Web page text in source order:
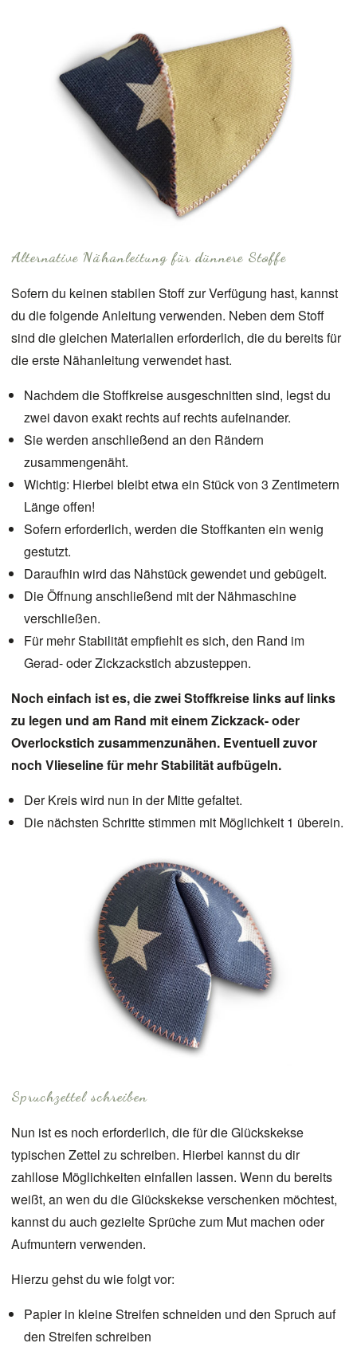
Alternative Nähanleitung für dünnere Stoffe
Sofern du keinen stabilen Stoff zur Verfügung hast, kannst
du die folgende Anleitung verwenden. Neben dem Stoff
sind die gleichen Materialien erforderlich, die du bereits für
die erste Nähanleitung verwendet hast.
Nachdem die Stoffkreise ausgeschnitten sind, legst du
zwei davon exakt rechts auf rechts aufeinander.
Sie werden anschließend an den Rändern
zusammengenäht.
Wichtig: Hierbei bleibt etwa ein Stück von 3 Zentimetern
Länge offen!
Sofern erforderlich, werden die Stoffkanten ein wenig
gestutzt.
Daraufhin wird das Nähstück gewendet und gebügelt.
Die Öffnung anschließend mit der Nähmaschine
verschließen.
Für mehr Stabilität empfiehlt es sich, den Rand im
Gerad- oder Zickzackstich abzusteppen.
Noch einfach ist es, die zwei Stoffkreise links auf links
zu legen und am Rand mit einem Zickzack- oder
Overlockstich zusammenzunähen. Eventuell zuvor
noch Vlieselinefür mehr Stabilität aufbügeln.
Der Kreis wird nun in der Mitte gefaltet.
Die nächsten Schritte stimmen mit Möglichkeit 1 überein.
Spruchzettel schreiben
Nun ist es noch erforderlich, die für die Glückskekse
typischen Zettel zu schreiben. Hierbei kannst du dir
zahllose Möglichkeiten einfallen lassen. Wenn du bereits
weißt, an wen du die Glückskekse verschenken möchtest,
kannst du auch gezielte Sprüche zum Mut machen oder
Aufmuntern verwenden.
Hierzu gehst du wie folgt vor:
Papier in kleine Streifen schneiden und den Spruch auf
den Streifen schreiben